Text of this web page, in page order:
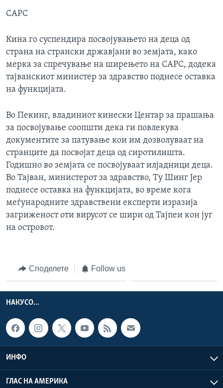
САРС
Кина го суспендира посвојувањето на деца од
страна на странски државјани во земјата, како
мерка за спречување на ширењето на САРС, додека
тајванскиот министер за здравство поднесе оставка
на функцијата.
Во Пекинг, владиниот кинески Центар за прашања
за посвојување соопшти дека ги повлекува
документите за патување кои им дозволуваат на
странците да посвојат деца од сиротилишта.
Годишно во земјата се посвојуваат илјадници деца.
Во Тајван, министерот за здравство, Ту Шинг Јер
поднесе оставка на функцијата, во време кога
меѓународните здравствени експерти изразија
загриженост оти вирусот се шири од Тајпеи кон југ
на островот.
Споделете Follow us
НАКУСО...
ИНФО
ГЛАС НА АМЕРИКА